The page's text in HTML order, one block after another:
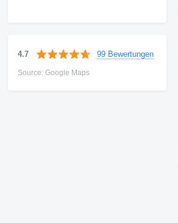
4.7 99 Bewertungen
Source: Google Maps